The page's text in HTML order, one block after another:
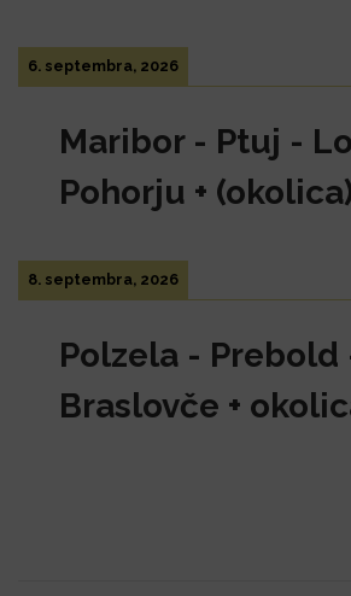
6. septembra, 2026
Maribor - Ptuj -
Pohorju +
8. septembra, 2026
Polzela - Prebold
Braslovče +